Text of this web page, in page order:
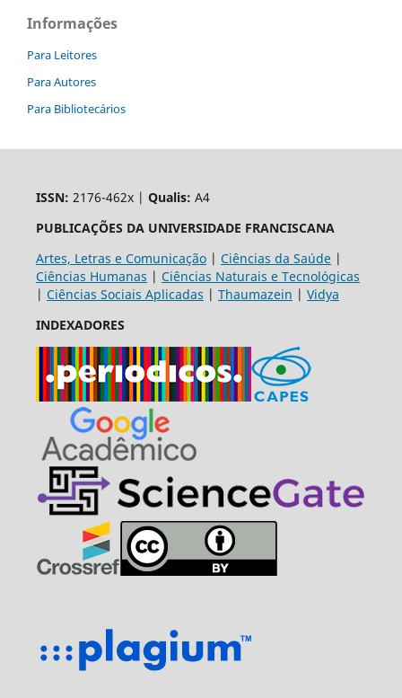
Informações
Para Leitores
Para Autores
Para Bibliotecários
ISSN: 2176-462x | Qualis: A4
PUBLICAÇÕES DA UNIVERSIDADE FRANCISCANA
Artes, Letras e Comunicação| Ciências da Saúde|
Ciências Humanas | Ciências Naturais e Tecnológicas
| Ciências Sociais Aplicadas | Thaumazein | Vidya
INDEXADORES